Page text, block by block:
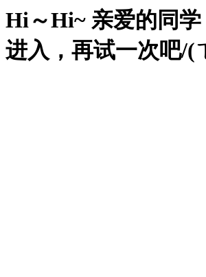
Hi～Hi~ 亲爱的同
进入，再试一次吧/(